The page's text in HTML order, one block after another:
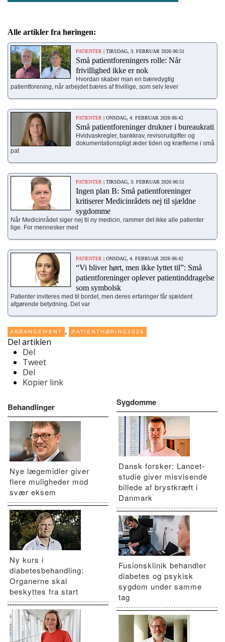
Alle artikler fra høringen:
PATIENTER | TIRSDAG, 3. FEBRUAR 2026 06:51
Små patientforeningers rolle: Når
frivillighed ikke er nok
Hvordan skaber man en bæredygtig
patientforening, når arbejdet bæres af frivillige, som selv lever
PATIENTER | ONSDAG, 4. FEBRUAR 2026 06:42
Små patientforeninger drukner i bureaukrati
Hvidvaskregler, bankkrav, revisorudgifter og
dokumentationspligt æder tiden og kræfterne i små
pat
PATIENTER | TIRSDAG, 3. FEBRUAR 2026 06:51
Ingen plan B: Små patientforeninger
kritiserer Medicinrådets nej til sjældne
sygdomme
Når Medicinrådet siger nej til ny medicin, rammer det ikke alle patienter
lige. For mennesker med
PATIENTER | ONSDAG, 4. FEBRUAR 2026 06:42
“Vi bliver hørt, men ikke lyttet til”: Små
patientforeninger oplever patientinddragelse
som symbolsk
Patienter inviteres med til bordet, men deres erfaringer får sjældent
afgørende betydning. Det var
ARRANGEMENT , PATIENTHØRING2026
Del artiklen
Del
Tweet
Del
Kopier link
Behandlinger
Nye lægemidler giver
flere muligheder mod
svær eksem
Ny kurs i
diabetesbehandling:
Organerne skal
beskyttes fra start
Sygdomme
Dansk forsker: Lancet-
studie giver misvisende
billede af brystkræft i
Danmark
Fusionsklinik behandler
diabetes og psykisk
sygdom under samme
tag